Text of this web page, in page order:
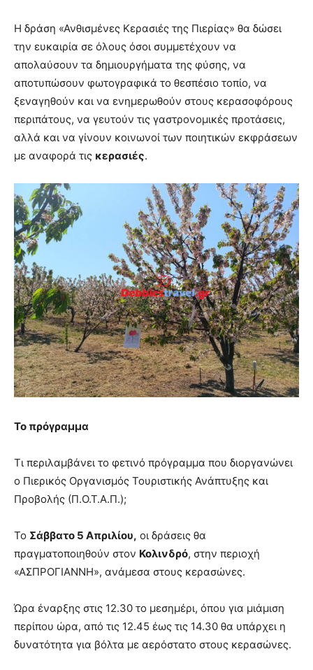
Η δράση «Ανθισμένες Κερασιές της Πιερίας» θα δώσει
την ευκαιρία σε όλους όσοι συμμετέχουν να
απολαύσουν τα δημιουργήματα της φύσης, να
αποτυπώσουν φωτογραφικά το θεσπέσιο τοπίο, να
ξεναγηθούν και να ενημερωθούν στους κερασοφόρους
περιπάτους, να γευτούν τις γαστρονομικές προτάσεις,
αλλά και να γίνουν κοινωνοί των ποιητικών εκφράσεων
με αναφορά τις κερασιές.
Το πρόγραμμα
Τι περιλαμβάνει το φετινό πρόγραμμα που διοργανώνει
ο Πιερικός Οργανισμός Τουριστικής Ανάπτυξης και
Προβολής (Π.Ο.Τ.Α.Π.);
Το Σάββατο 5 Απριλίου, οι δράσεις θα
πραγματοποιηθούν στον Κολινδρό, στην περιοχή
«ΑΣΠΡΟΓΙΑΝΝΗ», ανάμεσα στους κερασώνες.
Ώρα έναρξης στις 12.30 το μεσημέρι, όπου για μιάμιση
περίπου ώρα, από τις 12.45 έως τις 14.30 θα υπάρχει η
δυνατότητα για βόλτα με αερόστατο στους κερασώνες.